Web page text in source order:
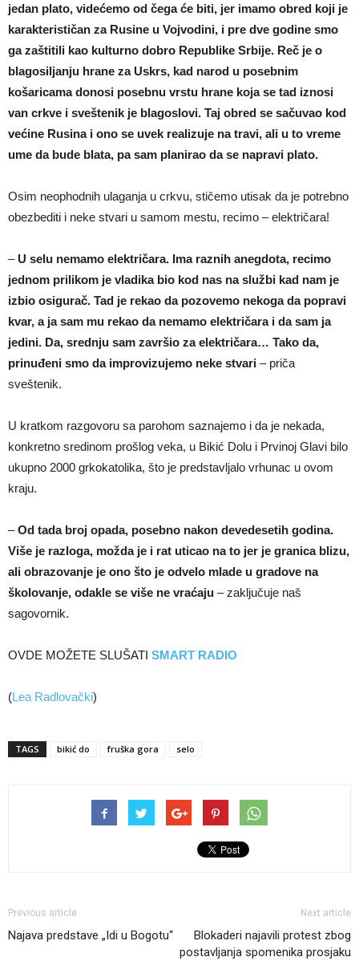
jedan plato, videćemo od čega će biti, jer imamo obred koji je
karakterističan za Rusine u Vojvodini, i pre dve godine smo
ga zaštitili kao kulturno dobro Republike Srbije. Reč je o
blagosiljanju hrane za Uskrs, kad narod u posebnim
košaricama donosi posebnu vrstu hrane koja se tad iznosi
van crkve i sveštenik je blagoslovi. Taj obred se sačuvao kod
većine Rusina i ono se uvek realizuje na travi, ali u to vreme
ume da bude blata, pa sam planirao da se napravi plato.
Osim neophodnih ulaganja u crkvu, stičemo utisak da je potrebno
obezbediti i neke stvari u samom mestu, recimo – električara!
–U selu nemamo električara. Ima raznih anegdota, recimo
jednom prilikom je vladika bio kod nas na službi kad nam je
izbio osigurač. Tad je rekao da pozovemo nekoga da popravi
kvar, a ja sam mu rekao da nemamo električara i da sam ja
jedini. Da, srednju sam završio za električara… Tako da,
prinuđeni smo da improvizujemo neke stvari – priča
sveštenik.
U kratkom razgovoru sa parohom saznajemo i da je nekada,
konkretno sredinom prošlog veka, u Bikić Dolu i Prvinoj Glavi bilo
ukupno 2000 grkokatolika, što je predstavljalo vrhunac u ovom
kraju.
–Od tada broj opada, posebno nakon devedesetih godina.
Više je razloga, možda je i rat uticao na to jer je granica blizu,
ali obrazovanje je ono što je odvelo mlade u gradove na
školovanje, odakle se više ne vraćaju – zaključuje naš
sagovornik.
OVDE MOŽETE SLUŠATI SMART RADIO
(Lea Radlovački)
TAGS bikić do fruška gora selo
Previous article
Najava predstave „Idi u Bogotu“
Next article
Blokaderi najavili protest zbog
postavljanja spomenika prosjaku